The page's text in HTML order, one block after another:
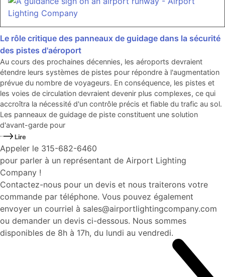
Le rôle critique des panneaux de guidage dans la sécurité
des pistes d'aéroport
Au cours des prochaines décennies, les aéroports devraient
étendre leurs systèmes de pistes pour répondre à l'augmentation
prévue du nombre de voyageurs. En conséquence, les pistes et
les voies de circulation devraient devenir plus complexes, ce qui
accroîtra la nécessité d'un contrôle précis et fiable du trafic au sol.
Les panneaux de guidage de piste constituent une solution
d'avant-garde pour
Lire
Appeler le 315-682-6460
pour parler à un représentant de Airport Lighting
Company !
Contactez-nous pour un devis et nous traiterons votre
commande par téléphone. Vous pouvez également
envoyer un courriel à sales@airportlightingcompany.com
ou demander un devis ci-dessous. Nous sommes
disponibles de 8h à 17h, du lundi au vendredi.